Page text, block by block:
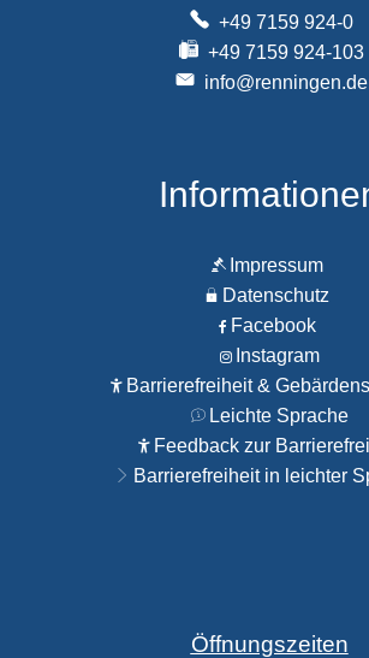
+49 7159 924-0
+49 7159 924-103
info@renningen.de
Impressum
Datenschutz
Facebook
Instagram
Barrierefreiheit &
Leichte Sprache
Feedback zur
Barrierefreiheit in leichter
Öffnungszeiten